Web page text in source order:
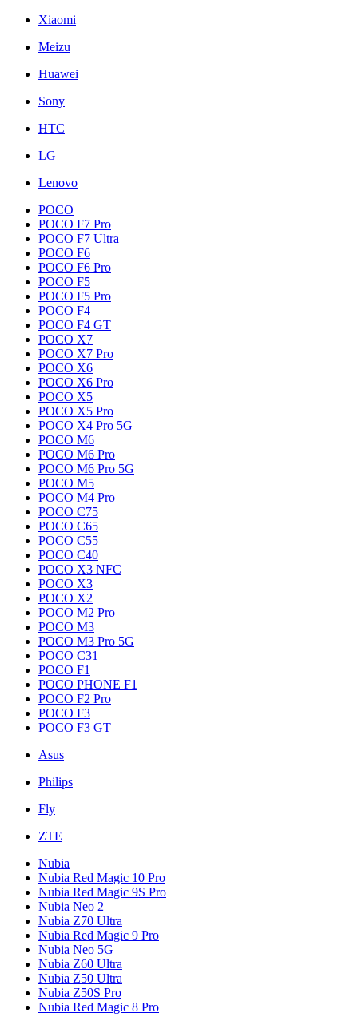
Xiaomi
Meizu
Huawei
Sony
HTC
LG
Lenovo
POCO
POCO F7 Pro
POCO F7 Ultra
POCO F6
POCO F6 Pro
POCO F5
POCO F5 Pro
POCO F4
POCO F4 GT
POCO X7
POCO X7 Pro
POCO X6
POCO X6 Pro
POCO X5
POCO X5 Pro
POCO X4 Pro 5G
POCO M6
POCO M6 Pro
POCO M6 Pro 5G
POCO M5
POCO M4 Pro
POCO C75
POCO C65
POCO C55
POCO C40
POCO X3 NFC
POCO X3
POCO X2
POCO M2 Pro
POCO M3
POCO M3 Pro 5G
POCO C31
POCO F1
POCO PHONE F1
POCO F2 Pro
POCO F3
POCO F3 GT
Asus
Philips
Fly
ZTE
Nubia
Nubia Red Magic 10 Pro
Nubia Red Magic 9S Pro
Nubia Neo 2
Nubia Z70 Ultra
Nubia Red Magic 9 Pro
Nubia Neo 5G
Nubia Z60 Ultra
Nubia Z50 Ultra
Nubia Z50S Pro
Nubia Red Magic 8 Pro